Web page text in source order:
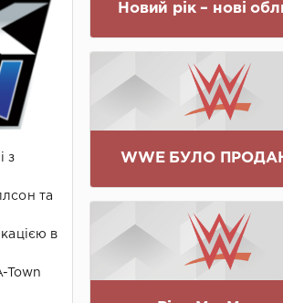
з
та
в
Town
Новий рік – нові
WWE БУЛО